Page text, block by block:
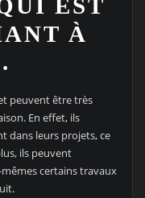
EST
À
peuvent être très
En effet, ils
dans leurs projets, ce
ils peuvent
certains travaux